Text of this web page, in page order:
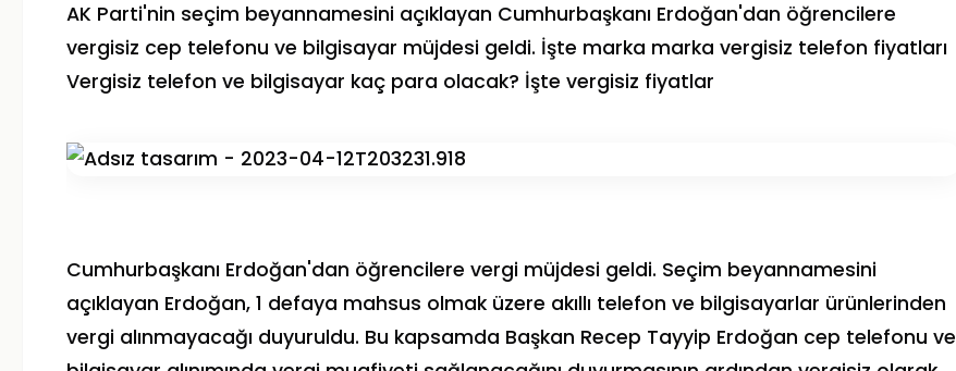
AK Parti'nin seçim beyannamesini açıklayan Cumhurbaşkanı Erdoğan'dan öğrencilere
vergisiz cep telefonu ve bilgisayar müjdesi geldi. İşte marka marka vergisiz telefon fiyatları
Vergisiz telefon ve bilgisayar kaç para olacak? İşte vergisiz fiyatlar
Cumhurbaşkanı Erdoğan'dan öğrencilere vergi müjdesi geldi. Seçim beyannamesini
açıklayan Erdoğan, 1 defaya mahsus olmak üzere akıllı telefon ve bilgisayarlar ürünlerinden
vergi alınmayacağı duyuruldu. Bu kapsamda Başkan Recep Tayyip Erdoğan cep telefonu ve